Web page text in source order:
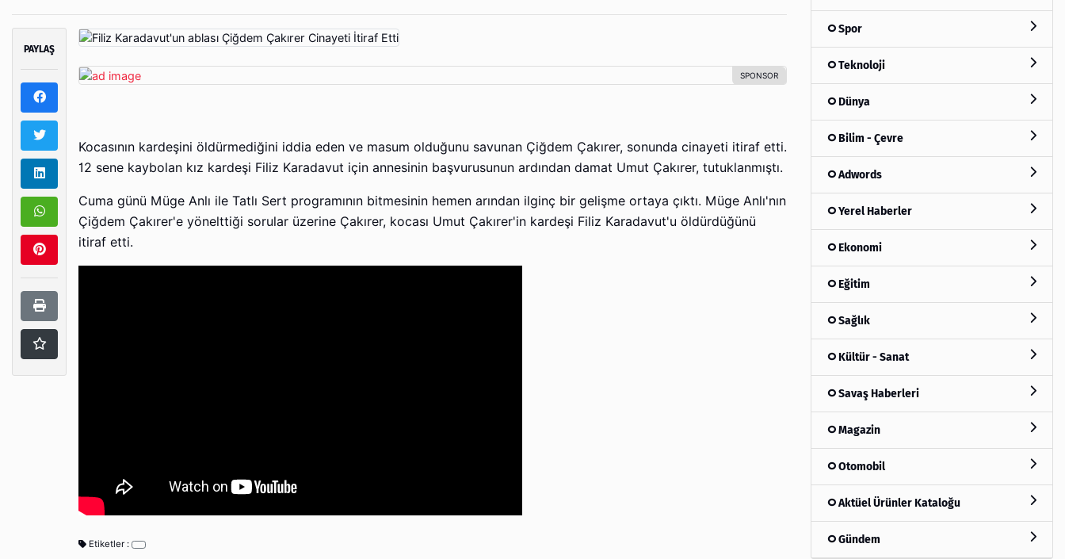
PAYLAŞ
Kocasının kardeşini öldürmediğini iddia eden ve masum olduğunu savunan Çiğdem Çakırer, sonunda cinayeti itiraf etti.
12 sene kaybolan kız kardeşi Filiz Karadavut için annesinin başvurusunun ardından damat Umut Çakırer, tutuklanmıştı.
Cuma günü Müge Anlı ile Tatlı Sert programının bitmesinin hemen arından ilginç bir gelişme ortaya çıktı. Müge Anlı'nın
Çiğdem Çakırer'e yönelttiği sorular üzerine Çakırer, kocası Umut Çakırer'in kardeşi Filiz Karadavut'u öldürdüğünü
itiraf etti.
Etiketler :
Spor
Teknoloji
Dünya
Bilim - Çevre
Adwords
Yerel Haberler
Ekonomi
Eğitim
Sağlık
Kültür - Sanat
Savaş Haberleri
Magazin
Otomobil
Aktüel Ürünler Kataloğu
Gündem